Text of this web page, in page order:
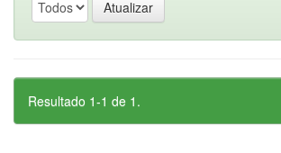
Resultado 1-1 de 1.